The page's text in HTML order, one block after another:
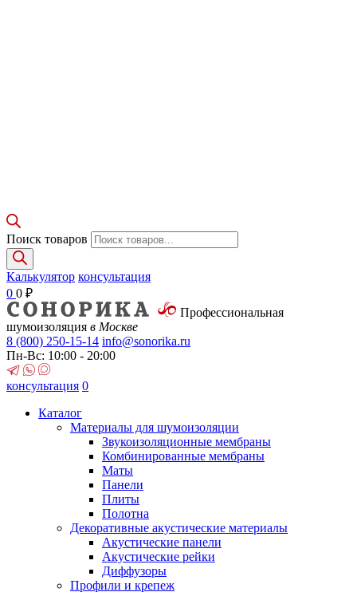
Поиск товаров
Калькулятор консультация
0 0 ₽
Профессиональная
шумоизоляция в Москве
8 (800) 250-15-14 info@sonorika.ru
Пн-Вс: 10:00 - 20:00
консультация 0
Каталог
Материалы для шумоизоляции
Звукоизоляционные мембраны
Комбинированные мембраны
Маты
Панели
Плиты
Полотна
Декоративные акустические материалы
Акустические панели
Акустические рейки
Диффузоры
Профили и крепеж